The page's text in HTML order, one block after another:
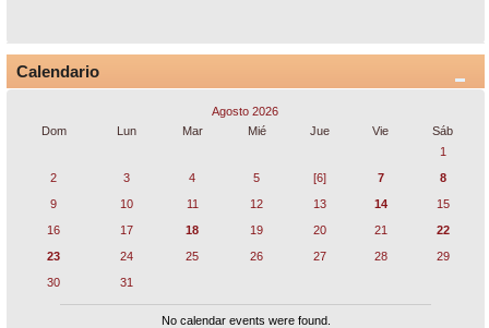
Calendario
Agosto 2026
Dom
Lun Mar Mié Jue Vie
Sáb
1
2
3 4 5 [6] 7
8
9
10 11 12 13 14
15
16
17 18 19 20 21
22
23
24 25 26 27 28
29
30
31
No calendar events were found.